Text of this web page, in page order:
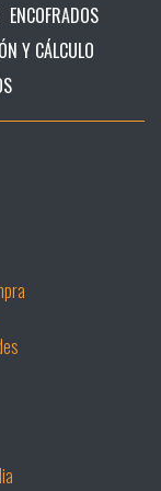
ENCOFRADOS
Y CÁLCULO